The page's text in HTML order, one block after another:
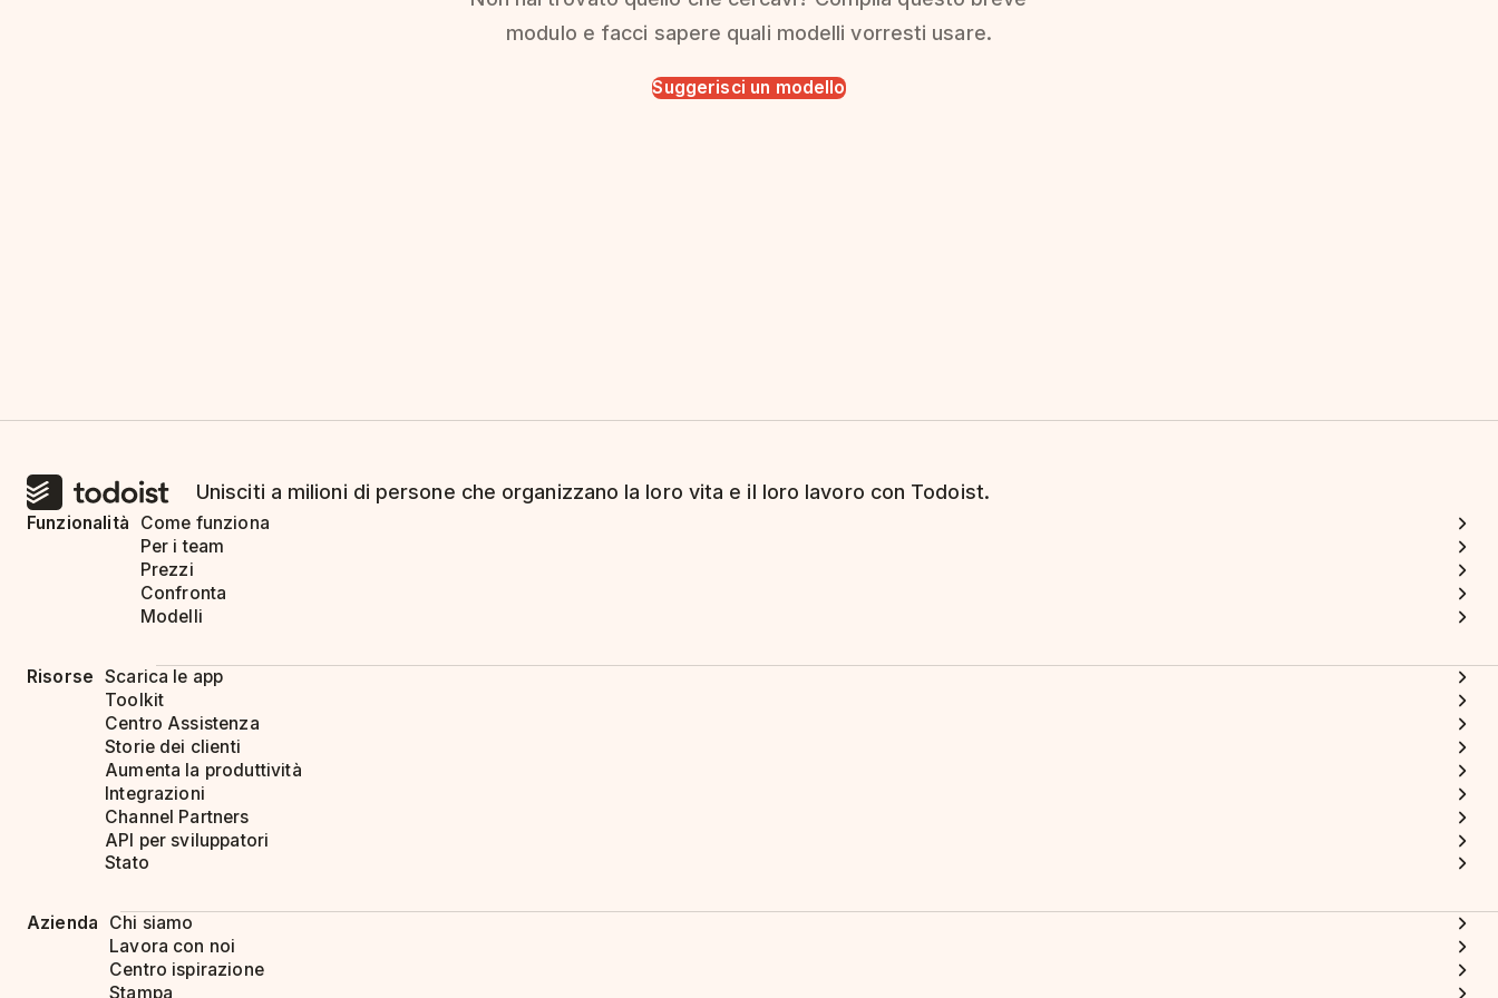
modulo e facci sapere quali modelli vorresti usare.
Suggerisci un modello
Unisciti a milioni di persone che organizzano la loro vita e il loro lavoro con Todoist.
Funzionalità
Come funziona
Per i team
Prezzi
Confronta
Modelli
Risorse Scarica le app
Toolkit
Centro Assistenza
Storie dei clienti
Aumenta la produttività
Integrazioni
Channel Partners
API per sviluppatori
Stato
Azienda
Chi siamo
Lavora con noi
Centro ispirazione
Stampa